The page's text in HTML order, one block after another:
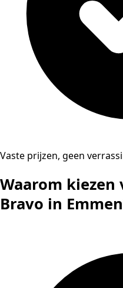
Vaste prijzen, geen
Waarom
Bravo in